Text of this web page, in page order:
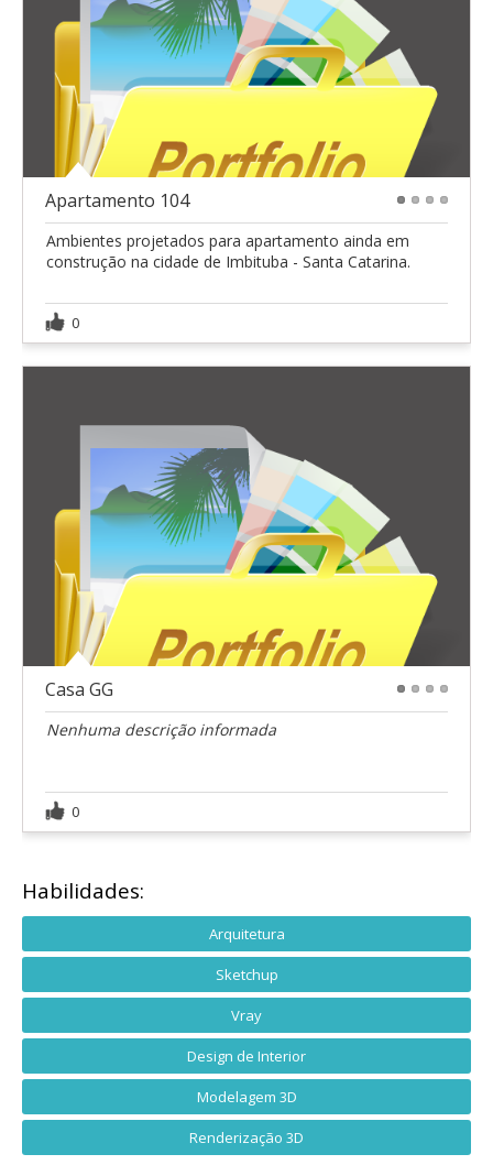
Apartamento 104
Ambientes projetados para apartamento ainda em
construção na cidade de Imbituba - Santa Catarina.
0
Casa GG
Nenhuma descrição informada
0
Habilidades:
Arquitetura
Sketchup
Vray
Design de Interior
Modelagem 3D
Renderização 3D